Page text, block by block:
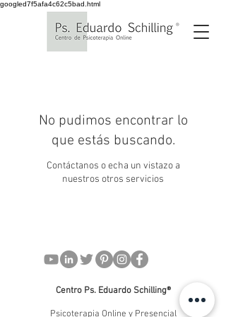
googled7f5afa4c62c5bad.html
No pudimos encontrar lo
que estás buscando.
Contáctanos o echa un vistazo a
nuestros otros servicios
Centro Ps. Eduardo Schilling®
Psicoterapia Online y Presencial